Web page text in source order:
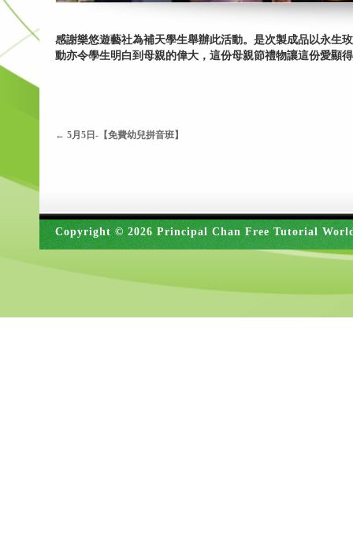
感謝樂悠遊藝社為補天學生舉辦此活動。是次製成品以永生
動亦令學生明白到母親的偉大，這份母親節禮物讓這份愛顯
← 5月5日-【免費幼兒拼音班】
Copyright © 2026 Principal Chan Free Tutorial